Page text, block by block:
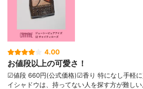
4.00
お値段以上の可愛さ！
☑︎値段 660円(公式価格)☑︎香り 特になし手軽に
イシャドウは、持ってない人を探す方が難し